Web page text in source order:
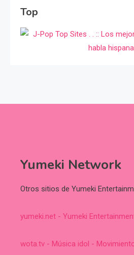
Top
Yumeki Network
Otros sitios de Yumeki
yumeki.net - Yumeki
wota.tv - Música idol -